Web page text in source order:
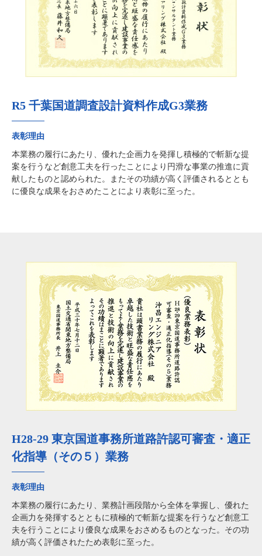
R5 千葉国道調査設計資料作成G3業務
表彰理由
本業務の履行にあたり、優れた企画力を発揮し積極的で斬新な提
案を行うなど創意工夫を行ったことにより円滑な事業の推進に貢
献したものと認められた。またその功績が高く評価されるととも
に優良な成果をおさめたことにより表彰に至った。
H28-29 東京国道事務所道路許認可審査・適正
化指導（その５）業務
表彰理由
本業務の履行にあたり、業務計画段階から全体を掌握し、優れた
企画力を発揮するとともに積極的で斬新な提案を行うなど創意工
夫を行うことにより優良な成果をおさめるものとなった。その功
績が高く評価されたため表彰に至った。